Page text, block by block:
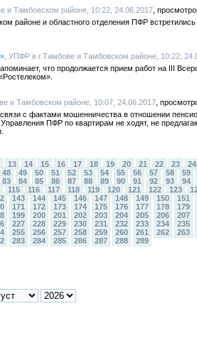
и Тамбовском районе, 10:22, 24.06.2017
районе и областного отделения ПФР
, УПФР в г.Тамбове и Тамбовском районе, 10:22,
что продолжается прием работ на III
и Тамбовском районе, 10:07, 24.06.2017
с фактами мошенничества в отношении
ПФР по квартирам не ходят, не
13 14 15 16 17 18 19 20 21 22 23 24
48 49 50 51 52 53 54 55 56 57 58 59
83 84 85 86 87 88 89 90 91 92 93 94
115 116 117 118 119 120 121 122 123
143 144 145 146 147 148 149 150 151
171 172 173 174 175 176 177 178 179
199 200 201 202 203 204 205 206 207
227 228 229 230 231 232 233 234 235
255 256 257 258 259 260 261 262 263
283 284 285 286 287 288 289